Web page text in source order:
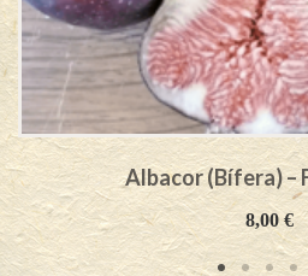
Albacor (Bífera) –
8,00€